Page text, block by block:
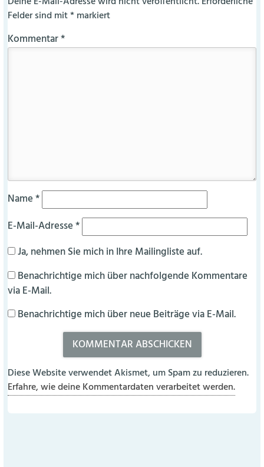
Felder sind mit*markiert
Kommentar*
Name*
E-Mail-Adresse*
Ja, nehmen Sie mich in Ihre Mailingliste auf.
Benachrichtige mich über nachfolgende Kommentare
via E-Mail.
Benachrichtige mich über neue Beiträge via E-Mail.
Diese Website verwendet Akismet, um Spam zu reduzieren.
Erfahre, wie deine Kommentardaten verarbeitet werden.